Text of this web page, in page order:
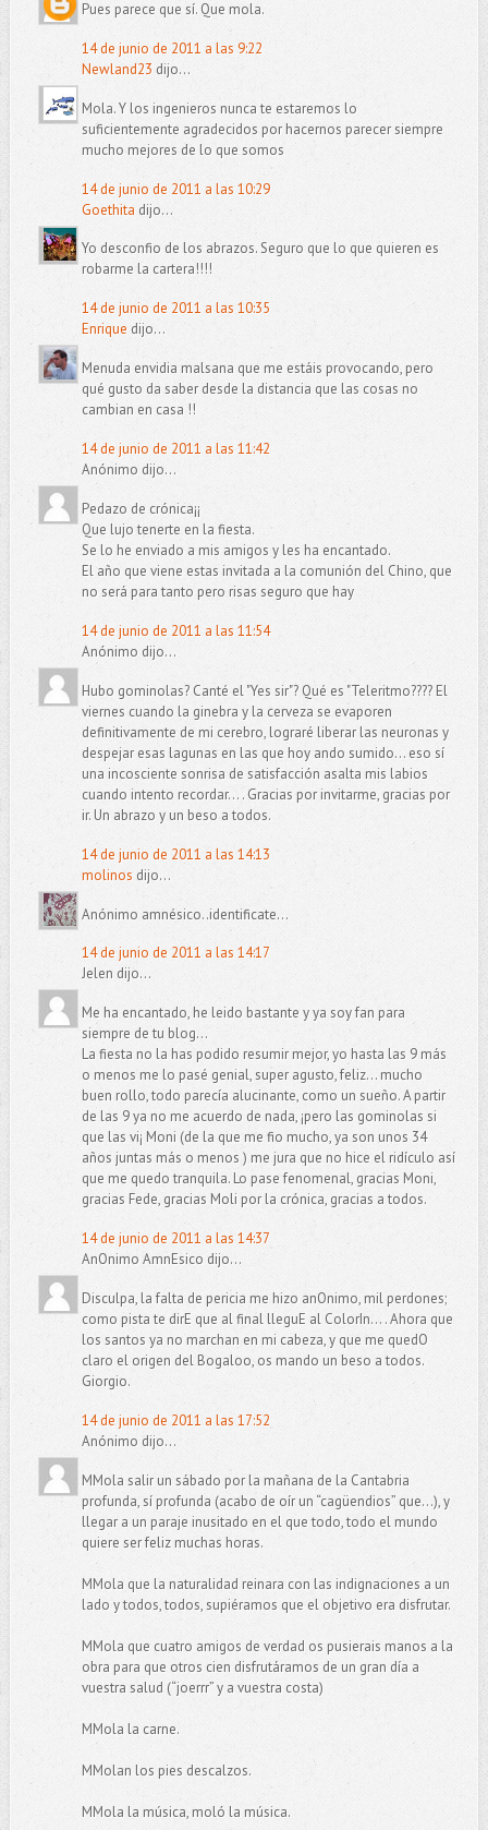
Pues parece que sí. Que mola.
14 de junio de 2011 a las 9:22
Newland23 dijo...
Mola. Y los ingenieros nunca te estaremos lo
suficientemente agradecidos por hacernos parecer siempre
mucho mejores de lo que somos
14 de junio de 2011 a las 10:29
Goethita dijo...
Yo desconfio de los abrazos. Seguro que lo que quieren es
robarme la cartera!!!!
14 de junio de 2011 a las 10:35
Enrique dijo...
Menuda envidia malsana que me estáis provocando, pero
qué gusto da saber desde la distancia que las cosas no
cambian en casa !!
14 de junio de 2011 a las 11:42
Anónimo dijo...
Pedazo de crónica¡¡
Que lujo tenerte en la fiesta.
Se lo he enviado a mis amigos y les ha encantado.
El año que viene estas invitada a la comunión del Chino, que
no será para tanto pero risas seguro que hay
14 de junio de 2011 a las 11:54
Anónimo dijo...
Hubo gominolas? Canté el "Yes sir"? Qué es "Teleritmo???? El
viernes cuando la ginebra y la cerveza se evaporen
definitivamente de mi cerebro, lograré liberar las neuronas y
despejar esas lagunas en las que hoy ando sumido... eso sí
una incosciente sonrisa de satisfacción asalta mis labios
cuando intento recordar... . Gracias por invitarme, gracias por
ir. Un abrazo y un beso a todos.
14 de junio de 2011 a las 14:13
molinos dijo...
Anónimo amnésico..identificate...
14 de junio de 2011 a las 14:17
Jelen dijo...
Me ha encantado, he leido bastante y ya soy fan para
siempre de tu blog...
La fiesta no la has podido resumir mejor, yo hasta las 9 más
o menos me lo pasé genial, super agusto, feliz... mucho
buen rollo, todo parecía alucinante, como un sueño. A partir
de las 9 ya no me acuerdo de nada, ¡pero las gominolas si
que las vi¡ Moni (de la que me fio mucho, ya son unos 34
años juntas más o menos ) me jura que no hice el ridículo así
que me quedo tranquila. Lo pase fenomenal, gracias Moni,
gracias Fede, gracias Moli por la crónica, gracias a todos.
14 de junio de 2011 a las 14:37
AnOnimo AmnEsico dijo...
Disculpa, la falta de pericia me hizo anOnimo, mil perdones;
como pista te dirE que al final lleguE al ColorIn... . Ahora que
los santos ya no marchan en mi cabeza, y que me quedO
claro el origen del Bogaloo, os mando un beso a todos.
Giorgio.
14 de junio de 2011 a las 17:52
Anónimo dijo...
MMola salir un sábado por la mañana de la Cantabria
profunda, sí profunda (acabo de oír un “cagüendios” que…), y
llegar a un paraje inusitado en el que todo, todo el mundo
quiere ser feliz muchas horas.
MMola que la naturalidad reinara con las indignaciones a un
lado y todos, todos, supiéramos que el objetivo era disfrutar.
MMola que cuatro amigos de verdad os pusierais manos a la
obra para que otros cien disfrutáramos de un gran día a
vuestra salud (“joerrr” y a vuestra costa)
MMola la carne.
MMolan los pies descalzos.
MMola la música, moló la música.